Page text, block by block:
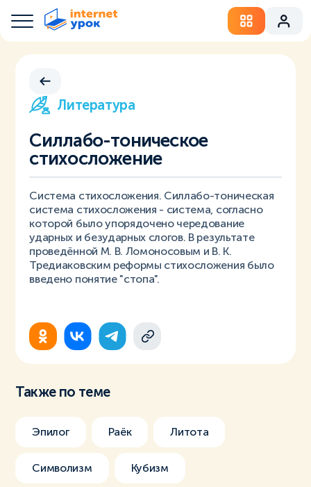
Литература
Силлабо-тоническое
стихосложение
Система стихосложения. Силлабо-тоническая
система стихосложения - система, согласно
которой было упорядочено чередование
ударных и безударных слогов. В результате
проведённой М. В. Ломоносовым и В. К.
Тредиаковским реформы стихосложения было
введено понятие "стопа".
Также по теме
Эпилог Раёк Литота
Символизм Кубизм